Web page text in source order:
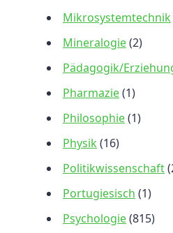
Mikrosystemtechnik
Mineralogie(2)
Pädagogik/
Pharmazie(1)
Philosophie(1)
Physik (16)
Politikwissenschaft
Portugiesisch (1)
Psychologie(815)